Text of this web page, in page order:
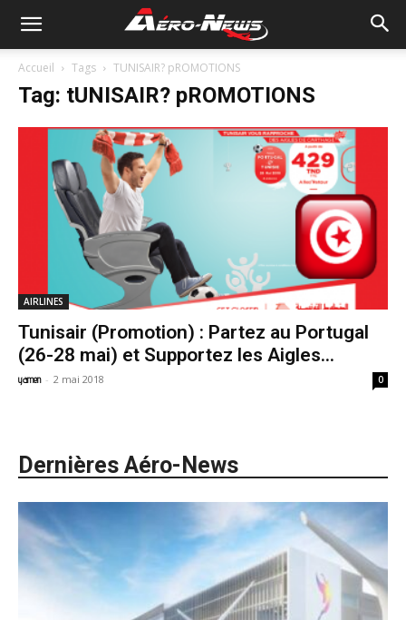
Accueil Tags TUNISAIR? pROMOTIONS
Tag: tUNISAIR? pROMOTIONS
AIRLINES
Tunisair (Promotion) : Partez au Portugal
(26-28 mai) et Supportez les Aigles...
yamen - 2 mai 2018 0
Dernières Aéro-News